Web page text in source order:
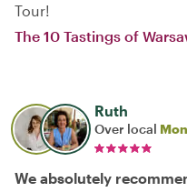
Tour!
The 10 Tastings of
Ruth
Over local
We absolutely